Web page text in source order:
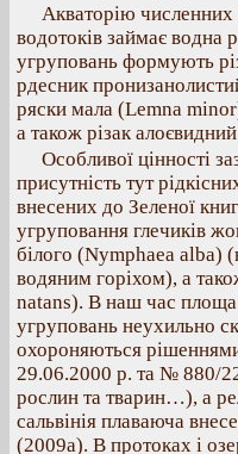
Акваторію численних
водотоків займає водна
угруповань формують
рдесник
ряски мала (Lemna
а також різак
Особливої цінності
присутність тут
внесених до Зеленої
угруповання глечиків
білого (Nymphaea alba)
водяним горіхом), а
natans). В наш час
угруповань неухильно
охороняються
29.06.2000 р. та № 880/
рослин та тварин…), а
сальвінія плаваюча
(2009а). В протоках і